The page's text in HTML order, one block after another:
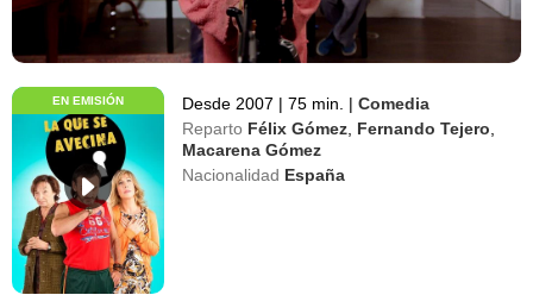
EN EMISIÓN Desde 2007 | 75 min. | Comedia
Reparto Félix Gómez Fernando Tejero
Macarena Gómez
Nacionalidad España